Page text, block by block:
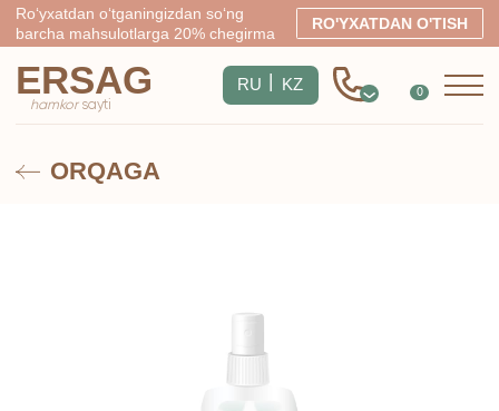
Ro‘yxatdan o‘tganingizdan so‘ng
barcha mahsulotlarga 20% chegirma
RO'YXATDAN O'TISH
0
ERSAG
sayti
ORQAGA